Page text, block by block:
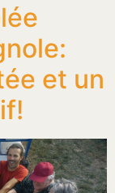
et un